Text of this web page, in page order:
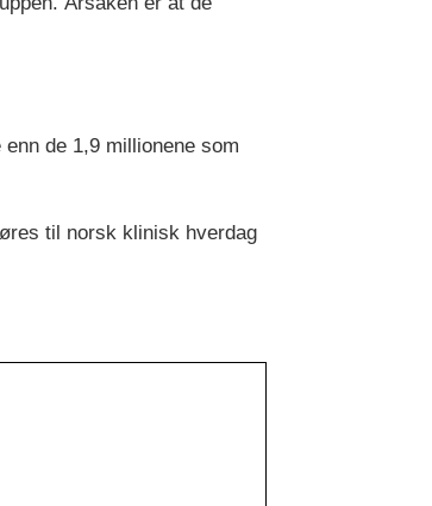
de 1,9 millionene som
til norsk klinisk hverdag